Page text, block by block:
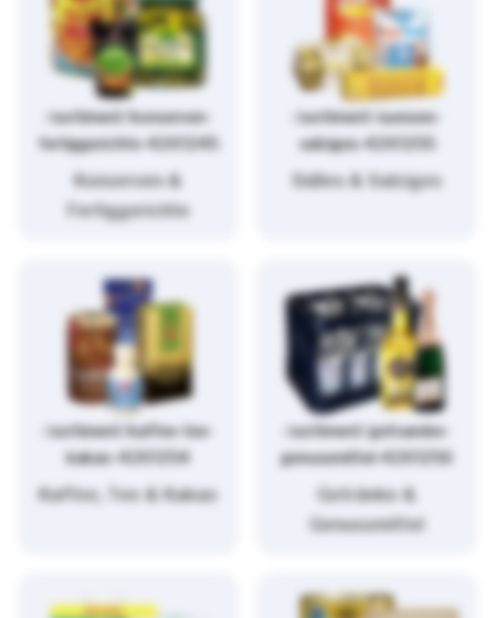
/sortiment/konserven-
fertiggerichte-4261245
Konserven &
Fertiggerichte
/sortiment/suesses-
salziges-4261255
Süßes & Salziges
/sortiment/kaffee-tee-
kakao-4261254
Kaffee, Tee & Kakao
/sortiment/getraenke-
genussmittel-4261256
Getränke &
Genussmittel